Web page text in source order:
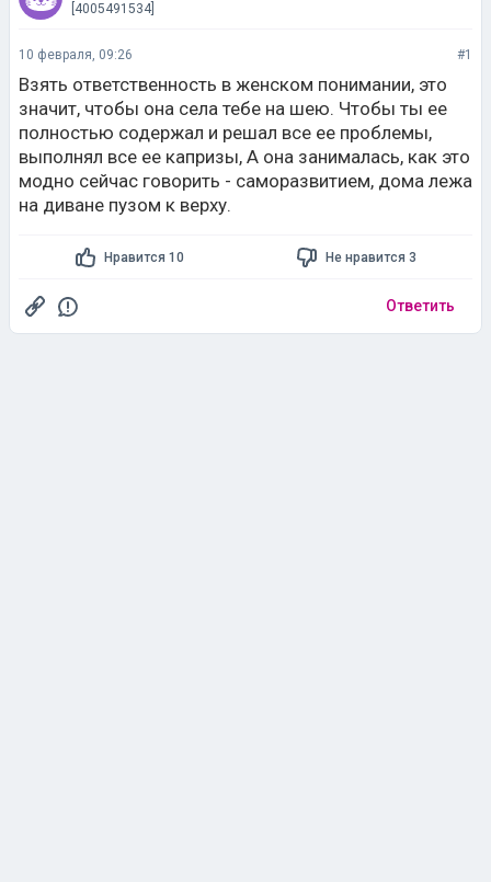
[4005491534]
10 февраля, 09:26 #1
Взять ответственность в женском понимании, это
значит, чтобы она села тебе на шею. Чтобы ты ее
полностью содержал и решал все ее проблемы,
выполнял все ее капризы, А она занималась, как это
модно сейчас говорить - саморазвитием, дома лежа
на диване пузом к верху.
Нравится 10 Не нравится 3
Ответить